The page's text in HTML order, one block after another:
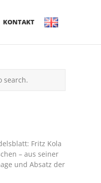
KONTAKT
Fritz Kola
– aus seiner
und Absatz der